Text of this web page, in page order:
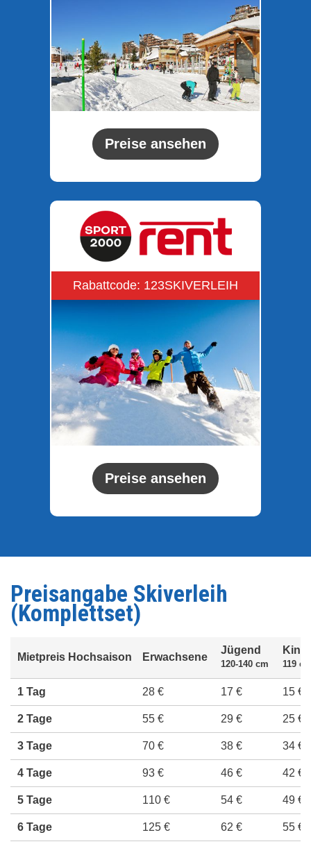
Preise ansehen
Rabattcode: 123SKIVERLEIH
Preise ansehen
Preisangabe Skiverleih
(Komplettset)
Mietpreis Hochsaison Erwachsene
Jügend
120-140 cm
Kind
119
1 Tag 28 € 17 € 15 €
2 Tage 55 € 29 € 25 €
3 Tage 70 € 38 € 34 €
4 Tage 93 € 46 € 42 €
5 Tage 110 € 54 € 49 €
6 Tage 125 € 62 € 55 €